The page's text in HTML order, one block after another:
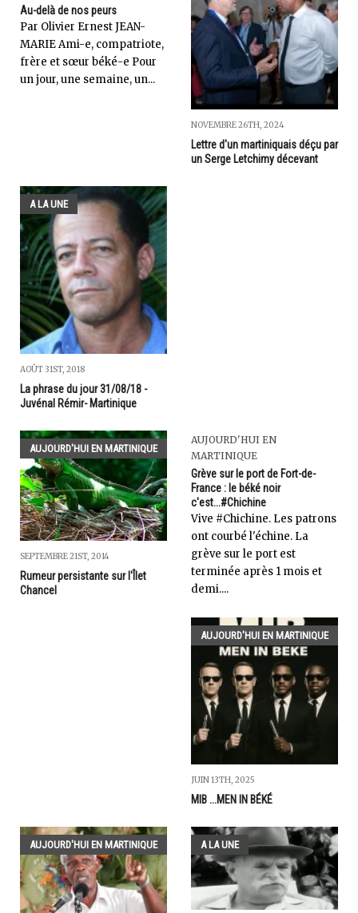
Au-delà de nos peurs
Par Olivier Ernest JEAN-
MARIE Ami-e, compatriote,
frère et sœur béké-e Pour
un jour, une semaine, un...
NOVEMBRE 26TH, 2024
Lettre d'un martiniquais déçu par
un Serge Letchimy décevant
A LA UNE
AOÛT 31ST, 2018
La phrase du jour 31/08/18 -
Juvénal Rémir- Martinique
AUJOURD'HUI EN MARTINIQUE
SEPTEMBRE 21ST, 2014
Rumeur persistante sur l'Îlet
Chancel
AUJOURD'HUI EN
MARTINIQUE
Grève sur le port de Fort-de-
France : le béké noir
c'est...#Chichine
Vive #Chichine. Les patrons
ont courbé l'échine. La
grève sur le port est
terminée après 1 mois et
demi....
AUJOURD'HUI EN MARTINIQUE
JUIN 13TH, 2025
MIB ...MEN IN BÉKÉ
AUJOURD'HUI EN MARTINIQUE A LA UNE